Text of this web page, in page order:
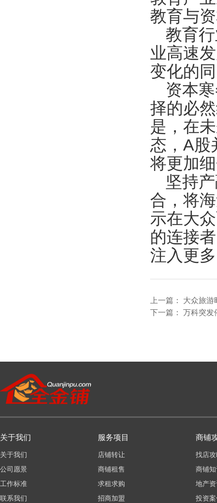
教育与
教育
业高速
变化的
资本
择的必
是，在
态，A股
将更加
坚持
合，将
示在大
的连接
注入更
上一篇： 大众旅游
下一篇： 万科突发
关于我们
关于我们
公司愿景
工作标准
联系我们
服务项目
店铺转让
商铺租售
求租求购
招商加盟
商铺
找店
商铺
地产
投资